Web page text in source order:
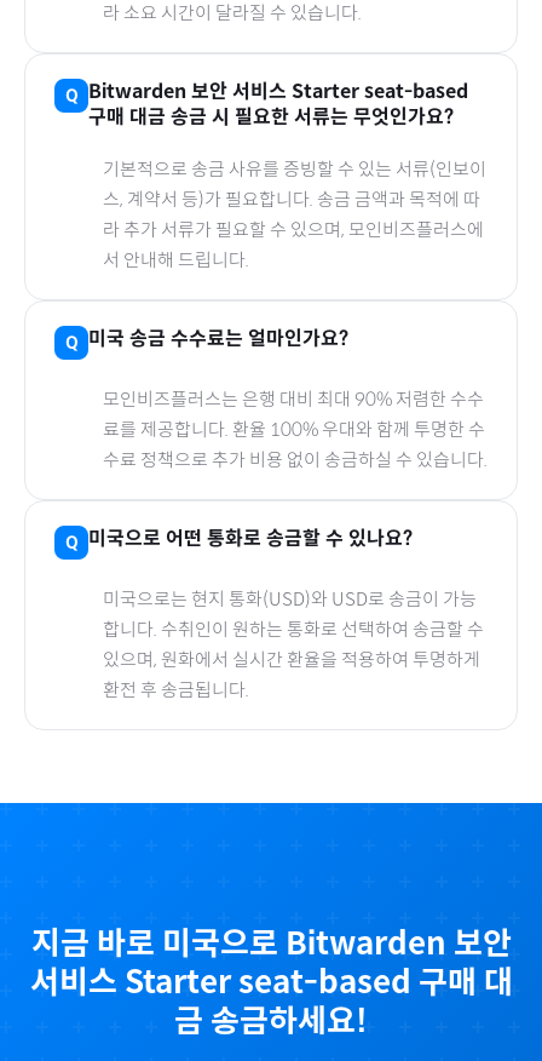
라 소요 시간이 달라질 수 있습니다.
Bitwarden 보안 서비스 Starter seat-based
구매 대금 송금 시 필요한 서류는 무엇인가요?
기본적으로 송금 사유를 증빙할 수 있는 서류(인보이
스, 계약서 등)가 필요합니다. 송금 금액과 목적에 따
라 추가 서류가 필요할 수 있으며, 모인비즈플러스에
서 안내해 드립니다.
미국 송금 수수료는 얼마인가요?
모인비즈플러스는 은행 대비 최대 90% 저렴한 수수
료를 제공합니다. 환율 100% 우대와 함께 투명한 수
수료 정책으로 추가 비용 없이 송금하실 수 있습니다.
미국으로 어떤 통화로 송금할 수 있나요?
미국으로는 현지 통화(USD)와 USD로 송금이 가능
합니다. 수취인이 원하는 통화로 선택하여 송금할 수
있으며, 원화에서 실시간 환율을 적용하여 투명하게
환전 후 송금됩니다.
지금 바로 미국으로 Bitwarden 보안
서비스 Starter seat-based 구매 대
금 송금하세요!